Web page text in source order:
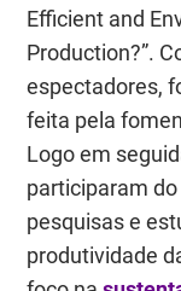
Efficient and
Production?”.
espectadores,
feita pela
Logo em
participaram
pesquisas e
produtividade